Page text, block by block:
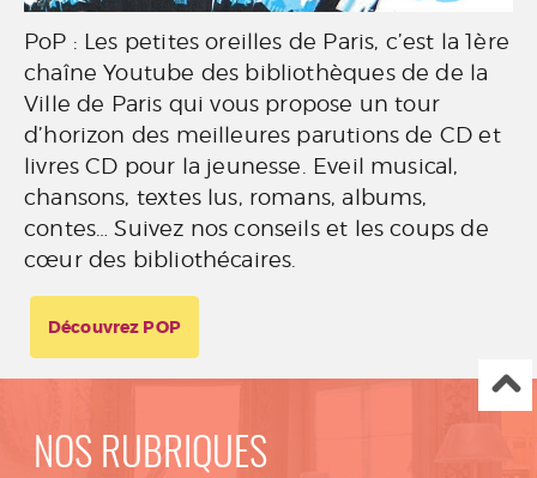
PoP : Les petites oreilles de Paris, c’est la 1ère
chaîne Youtube des bibliothèques de de la
Ville de Paris qui vous propose un tour
d’horizon des meilleures parutions de CD et
livres CD pour la jeunesse. Eveil musical,
chansons, textes lus, romans, albums,
contes… Suivez nos conseils et les coups de
cœur des bibliothécaires.
Découvrez POP
NOS RUBRIQUES